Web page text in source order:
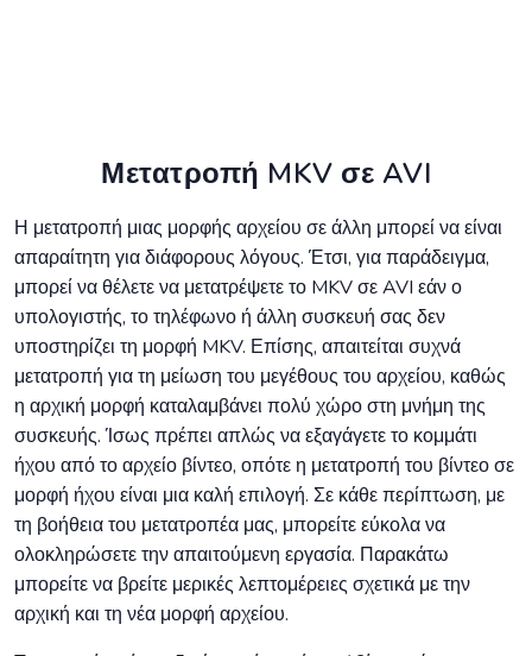
Μετατροπή MKV σε AVI
Η μετατροπή μιας μορφής αρχείου σε άλλη μπορεί να είναι
απαραίτητη για διάφορους λόγους. Έτσι, για παράδειγμα,
μπορεί να θέλετε να μετατρέψετε το MKV σε AVI εάν ο
υπολογιστής, το τηλέφωνο ή άλλη συσκευή σας δεν
υποστηρίζει τη μορφή MKV. Επίσης, απαιτείται συχνά
μετατροπή για τη μείωση του μεγέθους του αρχείου, καθώς
η αρχική μορφή καταλαμβάνει πολύ χώρο στη μνήμη της
συσκευής. Ίσως πρέπει απλώς να εξαγάγετε το κομμάτι
ήχου από το αρχείο βίντεο, οπότε η μετατροπή του βίντεο σε
μορφή ήχου είναι μια καλή επιλογή. Σε κάθε περίπτωση, με
τη βοήθεια του μετατροπέα μας, μπορείτε εύκολα να
ολοκληρώσετε την απαιτούμενη εργασία. Παρακάτω
μπορείτε να βρείτε μερικές λεπτομέρειες σχετικά με την
αρχική και τη νέα μορφή αρχείου.